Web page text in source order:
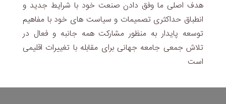
هدف اصلی ما وفق دادن صنعت خود با شرایط جدید و
انطباق حداکثری تصمیمات و سیاست های خود با مفاهیم
توسعه پایدار به منظور مشارکت همه جانبه و فعال در
تلاش جمعی جامعه جهانی برای مقابله با تغییرات اقلیمی
است